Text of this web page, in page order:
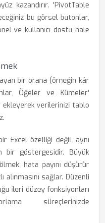
kazandırır. 'PivotTable
bu görsel butonlar,
ve kullanıcı dostu hale
bir orana (örneğin kâr
Öğeler ve Kümeler'
ekleyerek verilerinizi tablo
Excel özelliği değil, aynı
bir göstergesidir. Büyük
hata payını düşürür
sağlar. Düzenli
ileri düzey fonksiyonları
süreçlerinizde